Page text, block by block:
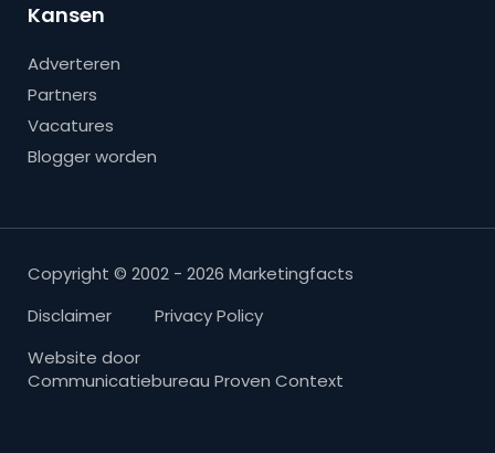
Kansen
Adverteren
Partners
Vacatures
Blogger worden
Copyright © 2002 - 2026 Marketingfacts
Disclaimer
Privacy Policy
Website door
Communicatiebureau Proven Context